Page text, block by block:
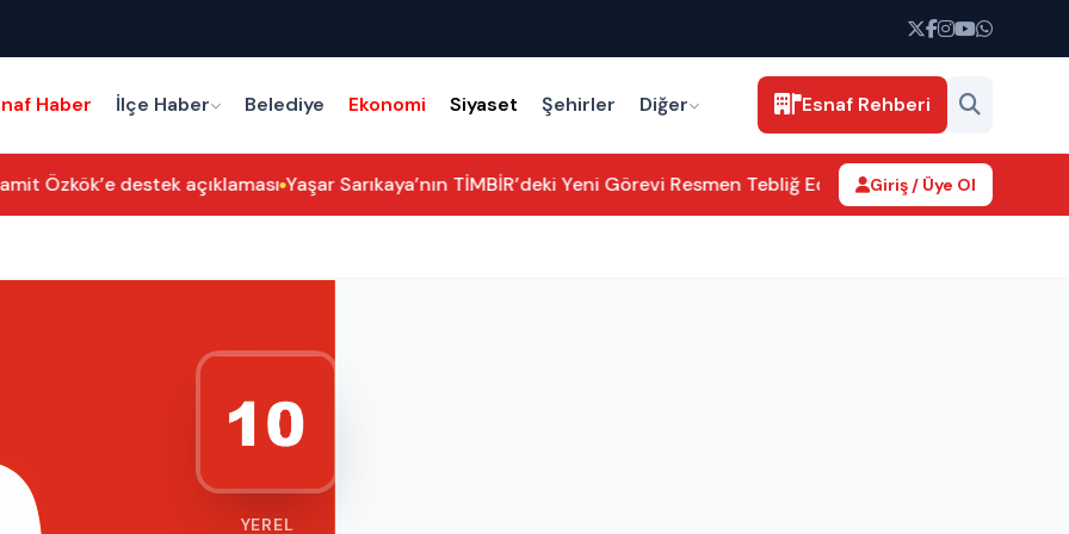
Haber İlçe Haber Belediye Ekonomi Siyaset Şehirler Diğer Esnaf Rehberi
destek açıklaması Yaşar Sarıkaya’nın TİMBİR’deki Yeni Görevi Resmen Tebliğ Edildi Aksaray’da kamu
Giriş / Üye Ol
YEREL